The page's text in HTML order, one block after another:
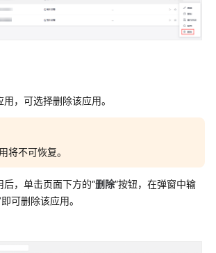
，可选择删除该应用。
将不可恢复。
，单击页面下方的“删除”按钮，在弹窗中输
即可删除该应用。